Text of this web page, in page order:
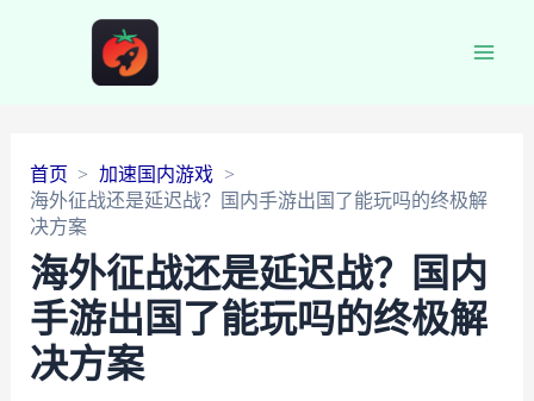
首页
加速国内游戏
海外征战还是延迟战？国内手游出国了能玩吗的终极解
决方案
海外征战还是延迟战？国内
手游出国了能玩吗的终极解
决方案